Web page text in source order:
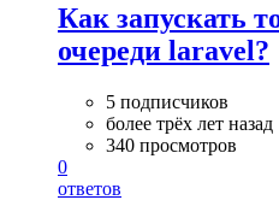
Как запускать
очереди laravel?
5 подписчиков
более трёх лет назад
340 просмотров
0
ответов